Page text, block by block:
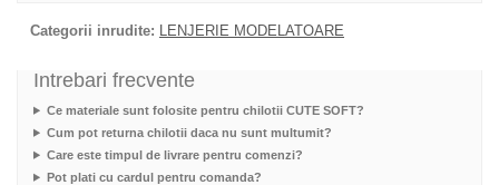
Categorii inrudite: LENJERIE MODELATOARE
Intrebari frecvente
Ce materiale sunt folosite pentru chilotii CUTE SOFT?
Cum pot returna chilotii daca nu sunt multumit?
Care este timpul de livrare pentru comenzi?
Pot plati cu cardul pentru comanda?